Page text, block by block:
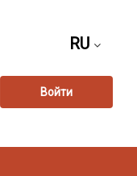
RU
Войти